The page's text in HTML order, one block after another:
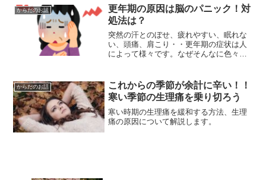
モンは元々男女ともに生涯ずっと体内に
あるホルモンで...
からだのお話
更年期の原因は脳のパニック！対
処法は？
突然の汗とのぼせ、疲れやすい、眠れな
い、頭痛、肩こり・・更年期の症状は人
によって様々です。なぜそんなに色々な
床下部は、女性ホルモンをコントロール
してくれる、いわば指令セ...
からだのお話
これからの季節が余計に辛い！！
寒い季節の生理痛を乗り切ろう
寒い時期の生理痛を緩和する方法、生理
痛の原因について解説します。